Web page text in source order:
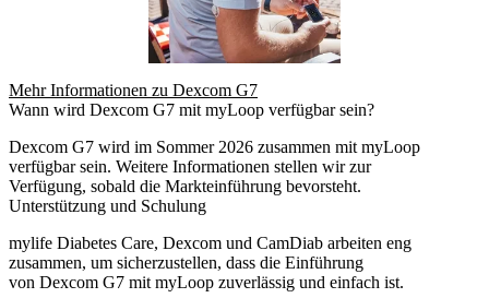
Mehr Informationen zu Dexcom G7
Wann wird Dexcom G7 mit myLoop verfügbar sein?
Dexcom G7 wird im Sommer 2026 zusammen mit myLoop
verfügbar sein. Weitere Informationen stellen wir zur
Verfügung, sobald die Markteinführung bevorsteht.
Unterstützung und Schulung
mylife Diabetes Care, Dexcom und CamDiab arbeiten eng
zusammen, um sicherzustellen, dass die Einführung
von Dexcom G7 mit myLoop zuverlässig und einfach ist.